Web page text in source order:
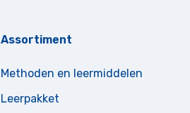
Assortiment
Methoden en leermiddelen
Leerpakket